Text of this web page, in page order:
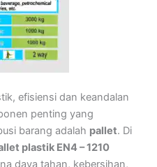
efisiensi dan keandalan
penting yang
barang adalah pallet. Di
plastik EN4 – 1210
daya tahan, kebersihan,